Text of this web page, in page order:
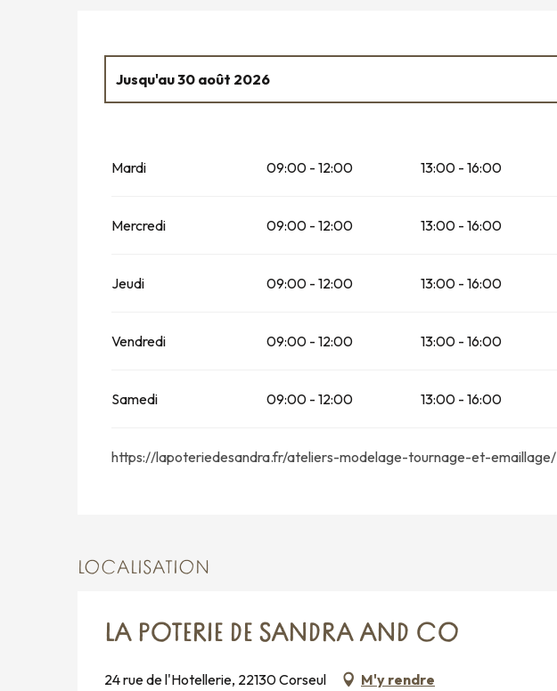
Du14 février 2026 1 mars 2026
Jusqu'au30 août 2026
Du1 septembre 2026 au16 octobre 2026
Du17 octobre 2026 au1 novembre 2026
Mardi 09:00 - 12:00 13:00 - 16:00
Mercredi 09:00 - 12:00 13:00 - 16:00
Jeudi 09:00 - 12:00 13:00 - 16:00
Vendredi 09:00 - 12:00 13:00 - 16:00
Samedi 09:00 - 12:00 13:00 - 16:00
https://lapoteriedesandra.fr/ateliers-modelage-tournage-et-emaillage/
LOCALISATION
LA POTERIE DE SANDRA AND CO
24 rue de l'Hotellerie, 22130 Corseul M'y rendre